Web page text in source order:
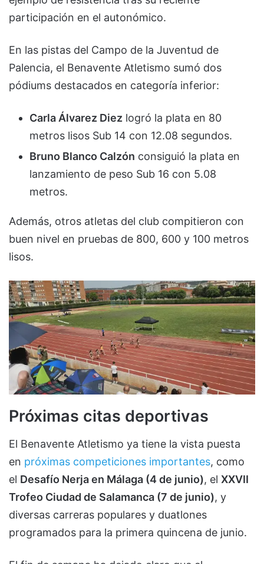
participación en el autonómico.
En las pistas del Campo de la Juventud de
Palencia, el Benavente Atletismo sumó dos
pódiums destacados en categoría inferior:
Carla Álvarez Diez logró la plata en 80
metros lisos Sub 14 con 12.08 segundos.
Bruno Blanco Calzón consiguió la plata en
lanzamiento de peso Sub 16 con 5.08
metros.
Además, otros atletas del club compitieron con
buen nivel en pruebas de 800, 600 y 100 metros
lisos.
Próximas citas deportivas
El Benavente Atletismo ya tiene la vista puesta
en próximas competiciones importantes, como
el Desafío Nerja en Málaga (4 de junio), el XXVII
Trofeo Ciudad de Salamanca (7 de junio), y
diversas carreras populares y duatlones
programados para la primera quincena de junio.